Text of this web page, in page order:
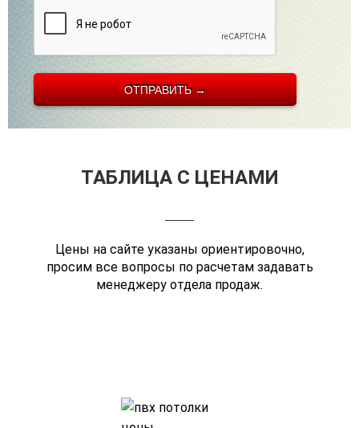
ТАБЛИЦА С ЦЕНАМИ
Цены на сайте указаны ориентировочно,
просим все вопросы по расчетам задавать
менеджеру отдела продаж.